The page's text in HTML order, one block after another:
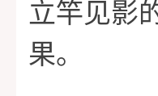
立竿见影
果。